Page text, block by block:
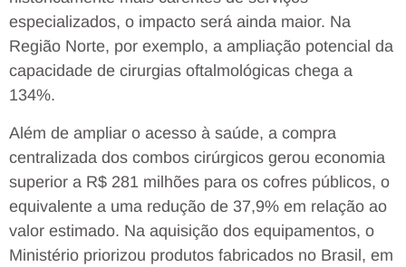
especializados, o impacto será ainda maior. Na
Região Norte, por exemplo, a ampliação potencial da
capacidade de cirurgias oftalmológicas chega a
134%.
Além de ampliar o acesso à saúde, a compra
centralizada dos combos cirúrgicos gerou economia
superior a R$ 281 milhões para os cofres públicos, o
equivalente a uma redução de 37,9% em relação ao
valor estimado. Na aquisição dos equipamentos, o
Ministério priorizou produtos fabricados no Brasil, em